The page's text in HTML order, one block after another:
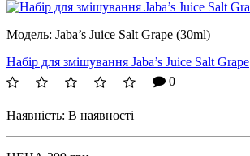
Модель: Jaba’s Juice Salt Grape (30ml)
Набір для змішування Jaba’s Juice Salt Grape
0
Наявність: В наявності